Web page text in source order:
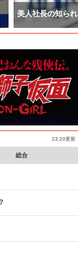
美人社長の知ら
23:20更新
総合